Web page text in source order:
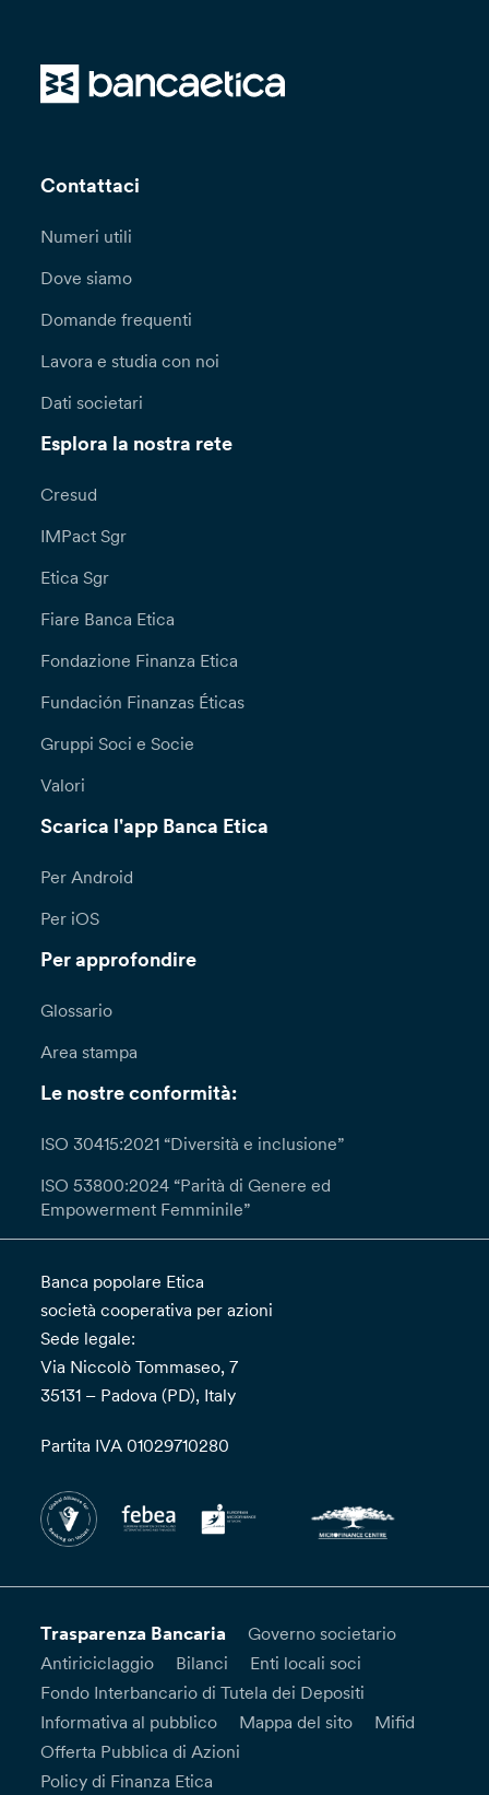
Contattaci
Numeri utili
Dove siamo
Domande frequenti
Lavora e studia con noi
Dati societari
Esplora la nostra rete
Cresud
IMPact Sgr
Etica Sgr
Fiare Banca Etica
Fondazione Finanza Etica
Fundación Finanzas Éticas
Gruppi Soci e Socie
Valori
Scarica l'app Banca Etica
Per Android
Per iOS
Per approfondire
Glossario
Area stampa
Le nostre conformità:
ISO 30415:2021 “Diversità e inclusione”
ISO 53800:2024 “Parità di Genere ed
Empowerment Femminile”
Banca popolare Etica
società cooperativa per azioni
Sede legale:
Via Niccolò Tommaseo, 7
35131 – Padova (PD), Italy
Partita IVA 01029710280
Trasparenza Bancaria
Governo societario
Antiriciclaggio
Bilanci
Enti locali soci
Fondo Interbancario di Tutela dei Depositi
Informativa al pubblico
Mappa del sito
Mifid
Offerta Pubblica di Azioni
Policy di Finanza Etica